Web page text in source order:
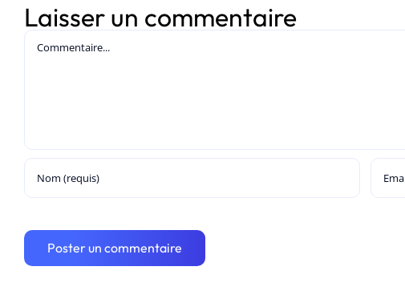
Laisser un commentaire